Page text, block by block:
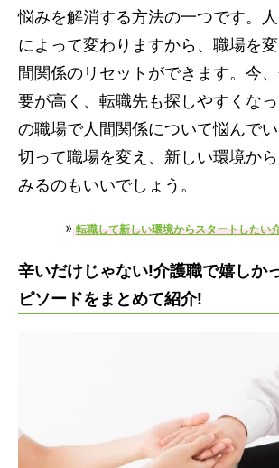
悩みを解消する方法の一つです。
によって変わりますから、職場を
間関係のリセットができます。今
要が高く、転職先も探しやすくな
の職場で人間関係について悩んで
切って職場を変え、新しい環境か
みるのもいいでしょう。
» 転職して新しい環境からスタートしたい
辛いだけじゃない!介護職で嬉しか
ピソードをまとめて紹介!